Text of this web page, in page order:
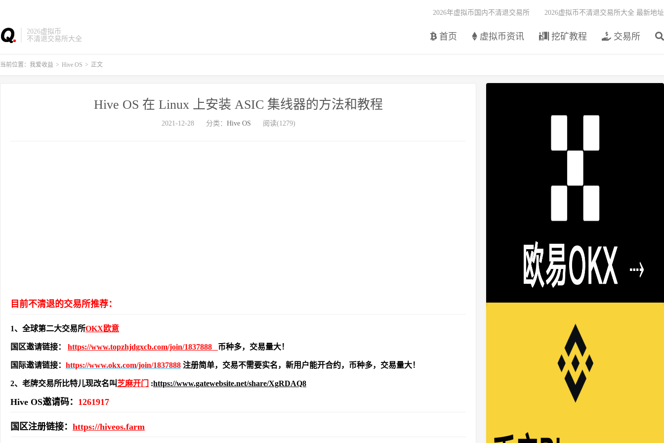
2026虚拟币
不清退交易所大全
首页 虚拟币资讯 挖矿教程 交易所
2026年虚拟币国内不清退交易所 2026虚拟币不清退交易所大全 最新地址
当前位置： 我爱收益 > Hive OS > 正文
Hive OS 在 Linux 上安装 ASIC 集线器的方法和教程
2021-12-28 分类： Hive OS 阅读(1279)
目前不清退的交易所推荐：
1、全球第二大交易所OKX欧意
国区邀请链接： https://www.topzhjdgxcb.com/join/1837888 币种多，交易量大！
国际邀请链接： https://www.okx.com/join/1837888 注册简单，交易不需要实名，新用户能开合约， 币种多，交易量大！
2、老牌交易所比特儿现改名叫 芝麻开门 :https://www.gatewebsite.net/share/XgRDAQ8
Hive OS邀请码： 1261917
国区注册链接： https://hiveos.farm